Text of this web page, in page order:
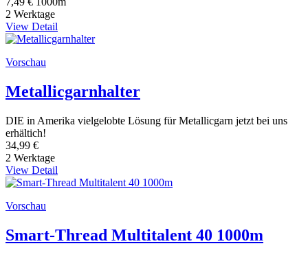
2 Werktage
View Detail
Vorschau
Metallicgarnhalter
DIE in Amerika vielgelobte Lösung für Metallicgarn jetzt bei uns
erhältich!
34,99 €
2 Werktage
View Detail
Vorschau
Smart-Thread Multitalent 40 1000m